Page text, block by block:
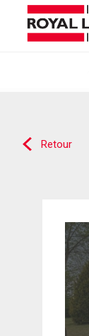
Retour